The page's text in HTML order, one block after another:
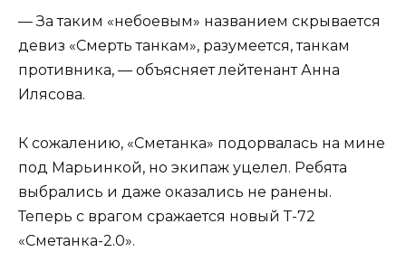
— За таким «небоевым» названием скрывается
девиз «Смерть танкам», разумеется, танкам
противника, — объясняет лейтенант Анна
Илясова.
К сожалению, «Сметанка» подорвалась на мине
под Марьинкой, но экипаж уцелел. Ребята
выбрались и даже оказались не ранены.
Теперь с врагом сражается новый Т-72
«Сметанка-2.0».